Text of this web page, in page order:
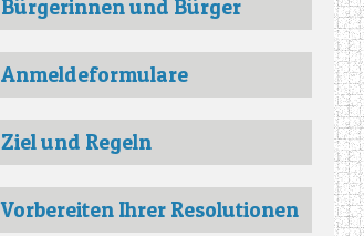
Bürgerinnen und Bürger
Anmeldeformulare
Ziel und Regeln
Vorbereiten Ihrer Resolutionen